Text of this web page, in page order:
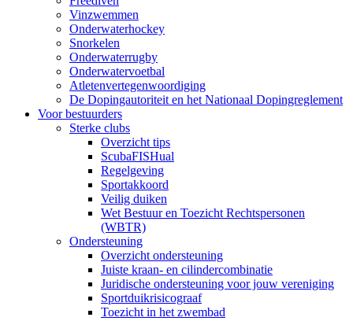
Vinzwemmen
Onderwaterhockey
Snorkelen
Onderwaterrugby
Onderwatervoetbal
Atletenvertegenwoordiging
De Dopingautoriteit en het Nationaal Dopingreglement
Voor bestuurders
Sterke clubs
Overzicht tips
ScubaFISHual
Regelgeving
Sportakkoord
Veilig duiken
Wet Bestuur en Toezicht Rechtspersonen
(WBTR)
Ondersteuning
Overzicht ondersteuning
Juiste kraan- en cilindercombinatie
Juridische ondersteuning voor jouw vereniging
Sportduikrisicograaf
Toezicht in het zwembad